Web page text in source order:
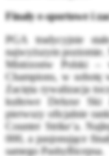
Finały e-sportowe i
PGA tradycyjnie
najwyższym poziomie.
Mistrzostw Polski
Champions, w
Zacięta rywalizacja
kultowe Deluxe Ski
pierwszy oficjalnie
Counter Strike’a.
000, a pasjonujące
samego PashyBicepsa.